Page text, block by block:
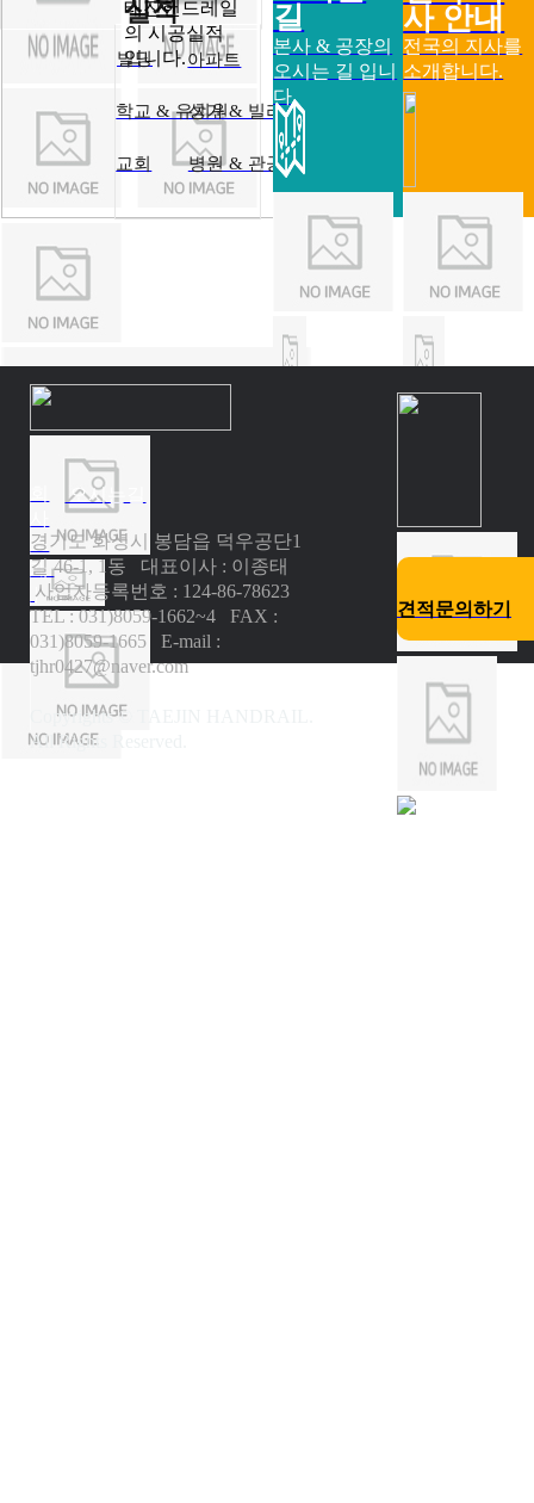
실적
태진핸드레일
의 시공실적
입니다.
빌딩 아파트
학교 & 유치원상가 & 빌라
교회 병원 & 관공서
길
본사 & 공장의
오시는 길 입니
다.
사 안내
전국의 지사를
소개합니다.
소
개
|
오시는길
경기도 화성시 봉담읍 덕우공단1
길 46-1, 1동 대표이사 : 이종태
사업자등록번호 : 124-86-78623
TEL : 031)8059-1662~4 FAX :
031)8059-1665 E-mail :
tjhr0427@naver.com
Copyrights © TAEJIN HANDRAIL.
All Rights Reserved.
견적문의하기